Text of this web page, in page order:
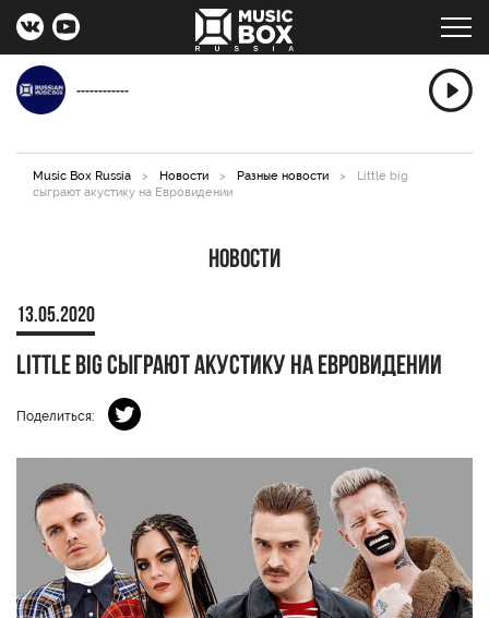
------------
Music Box Russia > Новости > Разные новости >
Little big
сыграют акустику на Евровидении
Новости
13.05.2020
Little big сыграют акустику на Евровидении
Поделиться: